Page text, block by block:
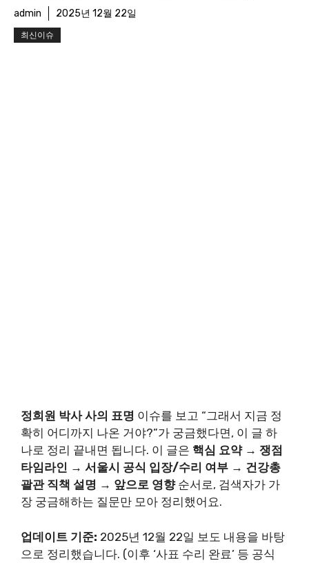
admin 2025년 12월 22일
최신이슈
정희원 박사 사의 표명 이슈를 보고 “그래서 지금 정
확히 어디까지 나온 거야?”가 궁금했다면, 이 글 하
나로 정리 끝내면 됩니다. 이 글은 핵심 요약 → 쟁점
타임라인 → 서울시 공식 입장/수리 여부 → 건강총
괄관 직책 설명 → 앞으로 영향순서로, 검색자가 가
장 궁금해하는 질문만 모아 정리했어요.
업데이트 기준: 2025년 12월 22일 보도 내용을 바탕
으로 정리했습니다. (이후 ‘사표 수리 완료’ 등 공식